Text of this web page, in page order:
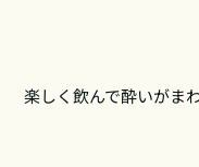
楽しく飲んで酔いがま